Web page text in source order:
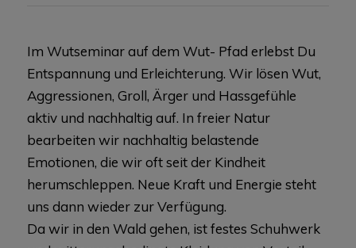
Im Wutseminar auf dem Wut- Pfad erlebst Du
Entspannung und Erleichterung. Wir lösen Wut,
Aggressionen, Groll, Ärger und Hassgefühle
aktiv und nachhaltig auf. In freier Natur
bearbeiten wir nachhaltig belastende
Emotionen, die wir oft seit der Kindheit
herumschleppen. Neue Kraft und Energie steht
uns dann wieder zur Verfügung.
Da wir in den Wald gehen, ist festes Schuhwerk